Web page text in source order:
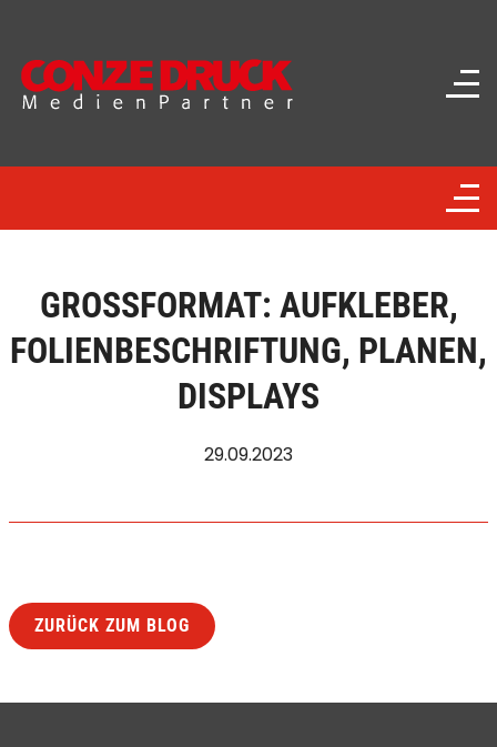
GROSSFORMAT: AUFKLEBER, F
OLIENBESCHRIFTUNG, PLANEN, D
ISPLAYS
29.09.2023
ZURÜCK ZUM BLOG